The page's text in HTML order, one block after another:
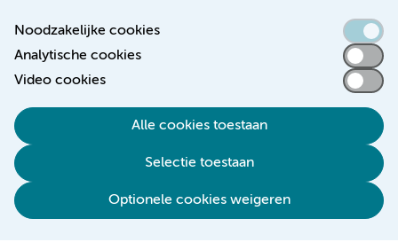
Noodzakelijke cookies
Analytische cookies
Video cookies
Alle cookies toestaan
Selectie toestaan
Optionele cookies weigeren
Toegankelijkheidsverklaring
Responsible disclosure